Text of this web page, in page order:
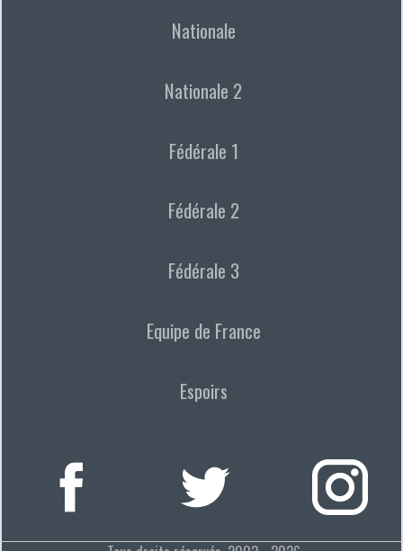
Nationale
Nationale 2
Fédérale 1
Fédérale 2
Fédérale 3
Equipe de France
Espoirs